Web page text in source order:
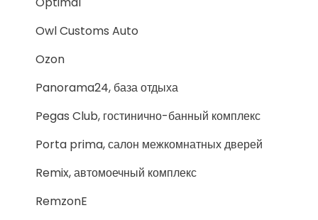
Owl Customs Auto
Ozon
Panorama24, база отдыха
Pegas Club, гостинично-банный комплекс
Porta prima, салон межкомнатных дверей
Remix, автомоечный комплекс
RemzonE